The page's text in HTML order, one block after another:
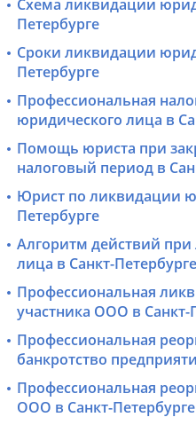
Схема ликвидации
Петербурге
Сроки ликвидации
Петербурге
Профессиональная
юридического лица в
Помощь юриста при
налоговый период в
Юрист по ликвидации
Петербурге
Алгоритм действий
лица в Санкт-Петербурге
Профессиональная
участника ООО в Санкт-
Профессиональная
банкротство
Профессиональная
ООО в Санкт-Петербурге